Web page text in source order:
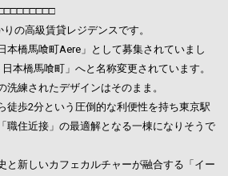
の高級賃貸レジデンスです。
本橋馬喰町Aere」として募集されていまし
本橋馬喰町」へと名称変更されています。
練されたデザインはそのまま。
徒歩2分という圧倒的な利便性を持ち東京駅
職住近接」の最適解となる一棟になりそうで
と新しいカフェカルチャーが融合する「イー